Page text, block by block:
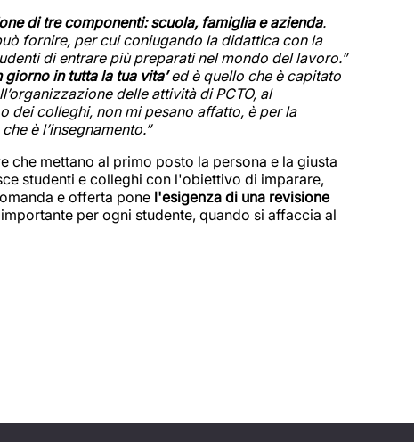
di tre componenti: scuola, famiglia e azienda.
fornire, per cui coniugando la didattica con la
di entrare più preparati nel mondo del lavoro.”
in tutta la tua vita’ed è quello che è capitato
delle attività di PCTO, al
dei colleghi, non mi pesano affatto, è per la
è l’insegnamento.”
che mettano al primo posto la persona e la giusta
studenti e colleghi con l'obiettivo di imparare,
e offerta pone l'esigenza di una revisione
per ogni studente, quando si affaccia al